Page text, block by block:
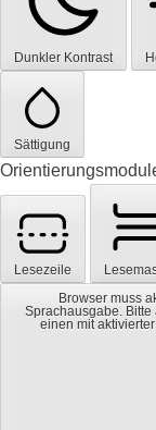
Dunkler Kontrast
Sättigung
Lesezeile
Browser muss
Sprachausgabe.
einen mit